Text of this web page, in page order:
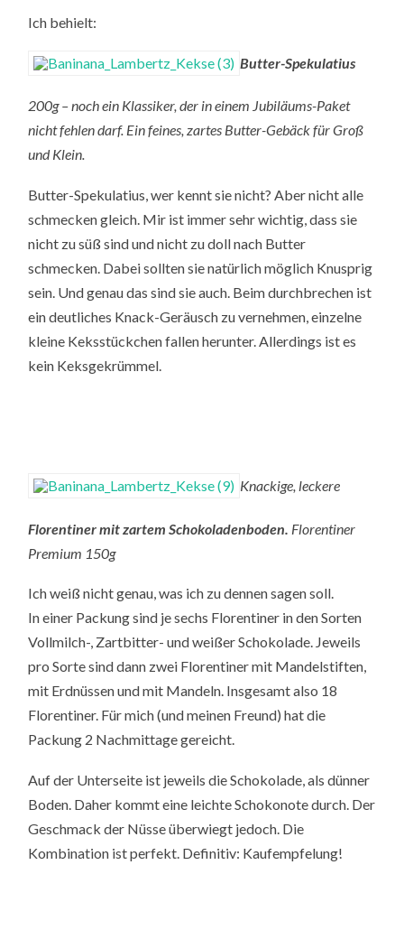
Ich behielt:
Butter-Spekulatius
200g – noch ein Klassiker, der in einem Jubiläums-Paket
nicht fehlen darf. Ein feines, zartes Butter-Gebäck für Groß
und Klein.
Butter-Spekulatius, wer kennt sie nicht? Aber nicht alle
schmecken gleich. Mir ist immer sehr wichtig, dass sie
nicht zu süß sind und nicht zu doll nach Butter
schmecken. Dabei sollten sie natürlich möglich Knusprig
sein. Und genau das sind sie auch. Beim durchbrechen ist
ein deutliches Knack-Geräusch zu vernehmen, einzelne
kleine Keksstückchen fallen herunter. Allerdings ist es
kein Keksgekrümmel.
Knackige, leckere
Florentiner mit zartem Schokoladenboden. Florentiner
Premium 150g
Ich weiß nicht genau, was ich zu dennen sagen soll.
In einer Packung sind je sechs Florentiner in den Sorten
Vollmilch-, Zartbitter- und weißer Schokolade. Jeweils
pro Sorte sind dann zwei Florentiner mit Mandelstiften,
mit Erdnüssen und mit Mandeln. Insgesamt also 18
Florentiner. Für mich (und meinen Freund) hat die
Packung 2 Nachmittage gereicht.
Auf der Unterseite ist jeweils die Schokolade, als dünner
Boden. Daher kommt eine leichte Schokonote durch. Der
Geschmack der Nüsse überwiegt jedoch. Die
Kombination ist perfekt. Definitiv: Kaufempfelung!